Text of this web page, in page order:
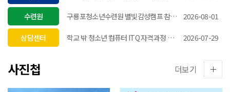
수련원 구룡포청소년수련원 별빛감성캠프 참가자 모집 2026-08-01
상담센터 학교 밖 청소년 컴퓨터 ITQ 자격과정 참가자 모집 2026-07-29
사진첩 더보기